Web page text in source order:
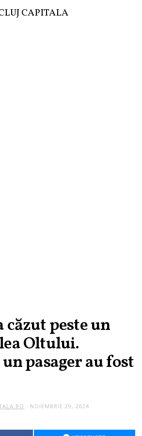
CAPITALA
căzut peste un
Oltului.
pasager au fost
NOIEMBRIE 29, 2024